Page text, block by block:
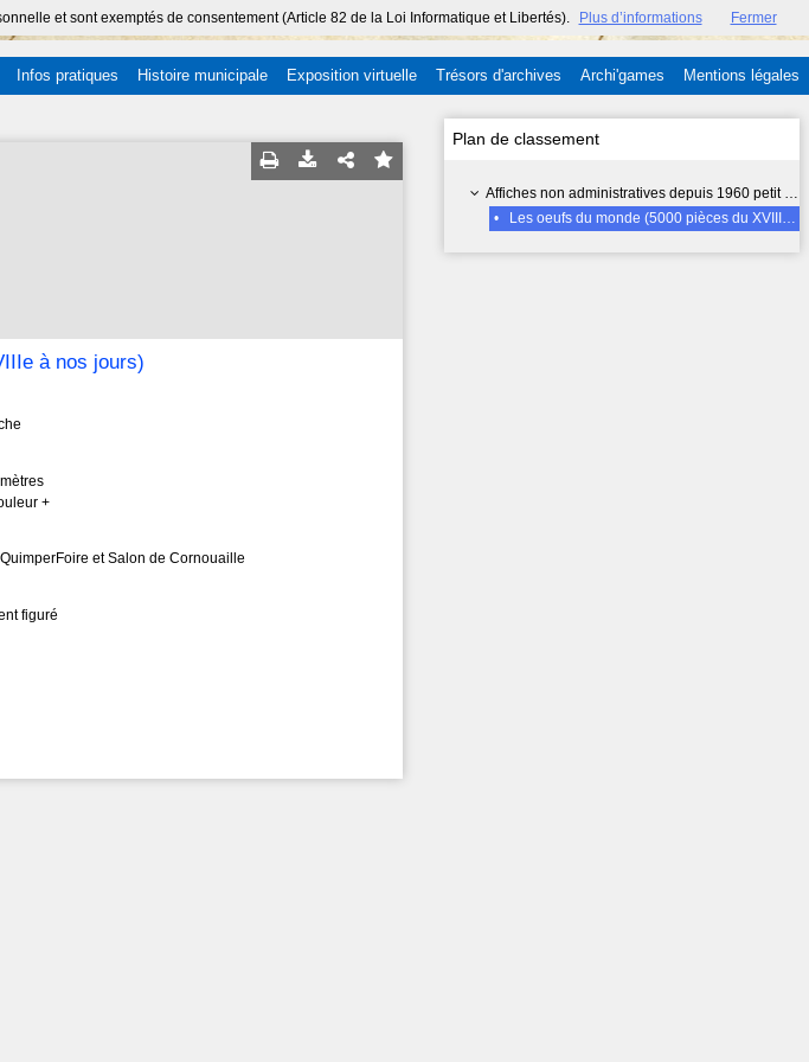
et sont exemptés de consentement (Article 82 de la Loi Informatique et Libertés). Plus d’informations Fermer
Infos pratiques Histoire municipale Exposition virtuelle Trésors d'archives Archi'games Mentions légales
Plan de classement
Affiches non administratives depuis 1960 petit format (inf. 70x50 cm) - 15 FI
•
Les oeufs du monde (5000 pièces du XVIIIe à nos jours)
à nos jours)
+
et Salon de Cornouaille
figuré